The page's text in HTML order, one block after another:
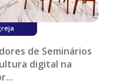
de Seminários
digital na